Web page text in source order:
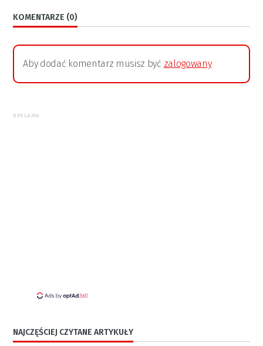
KOMENTARZE (0)
Aby dodać komentarz musisz być zalogowany
REKLAMA
NAJCZĘŚCIEJ CZYTANE ARTYKUŁY